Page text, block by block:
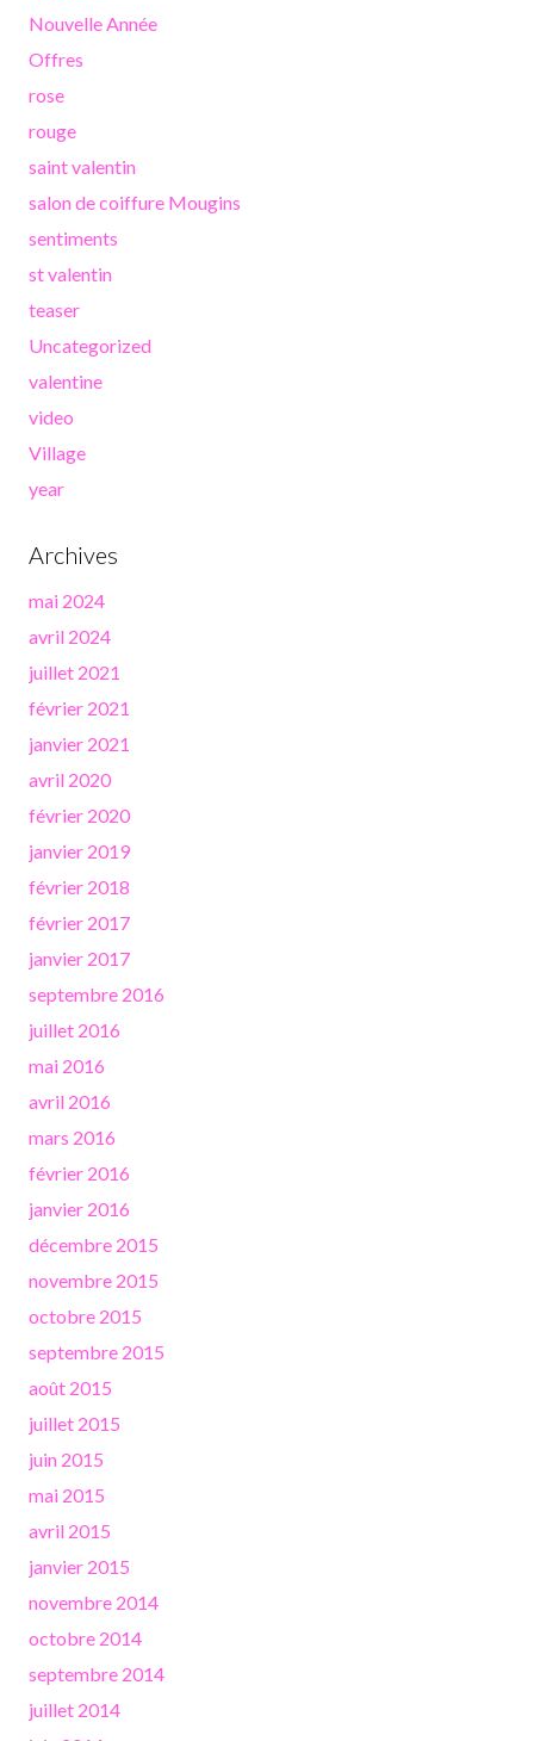
Nouvelle Année
Offres
rose
rouge
saint valentin
salon de coiffure Mougins
sentiments
st valentin
teaser
Uncategorized
valentine
video
Village
year
Archives
mai 2024
avril 2024
juillet 2021
février 2021
janvier 2021
avril 2020
février 2020
janvier 2019
février 2018
février 2017
janvier 2017
septembre 2016
juillet 2016
mai 2016
avril 2016
mars 2016
février 2016
janvier 2016
décembre 2015
novembre 2015
octobre 2015
septembre 2015
août 2015
juillet 2015
juin 2015
mai 2015
avril 2015
janvier 2015
novembre 2014
octobre 2014
septembre 2014
juillet 2014